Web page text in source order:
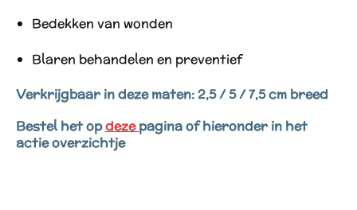
Bedekken van wonden
Blaren behandelen en preventief
Verkrijgbaar in deze maten: 2,5 / 5 / 7,5 cm breed
Bestel het opdezepagina of hieronder in het
actie overzichtje